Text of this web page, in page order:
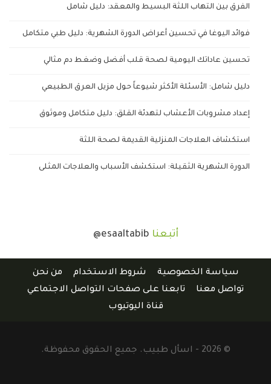
الفرق بين التهاب اللثة البسيط والمعقد: دليل شامل
فوائد اليوغا في تحسين أعراض الدورة الشهرية: دليل طبي متكامل
تحسين عاداتك اليومية لصحة قلب أفضل وضغط دم مثالي
دليل شامل: الأسئلة الأكثر شيوعاً حول مزيل العرق الطبيعي
إعداد مشروبات الأعشاب لتهدئة القلق: دليل متكامل وموثوق
استكشاف العلاجات المنزلية القديمة لصحة اللثة
الدورة الشهرية الثقيلة: استكشف الأسباب والعلاجات المثلى
أتبعنا @esaaltabib
سياسة الخصوصية شروط الاستخدام
من نحن
تواصل معنا
تابعنا على صفحات التواصل الاجتماعي
قناة اليوتيوب
© 2026 - اسأل طبيب. جميع الحقوق محفوظة.